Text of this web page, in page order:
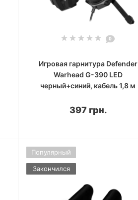
0
Игровая гарнитура Defender
Warhead G-390 LED
черный+синий, кабель 1,8 м
397 грн.
Популярный
Закончился